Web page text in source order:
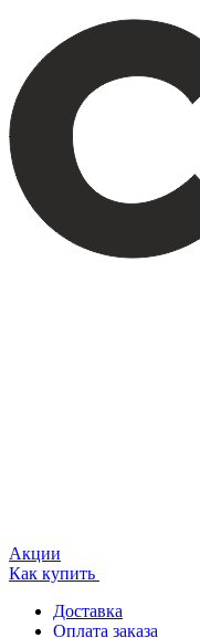
Акции
Как купить
Доставка
Оплата заказа